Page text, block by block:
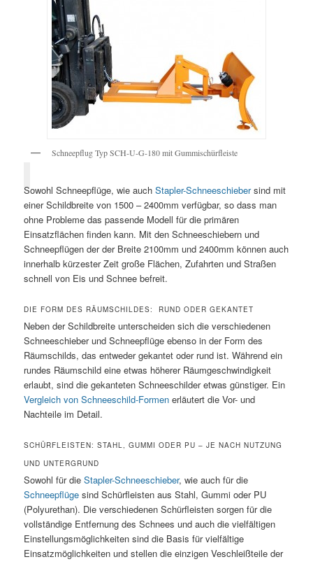
Schneepflug Typ SCH-U-G-180 mit Gummischürfleiste
Sowohl Schneepflüge, wie auchStapler-Schneeschiebersind mit
einer Schildbreite von 1500 – 2400mm verfügbar, so dass man
ohne Probleme das passende Modell für die primären
Einsatzflächen finden kann. Mit den Schneeschiebern und
Schneepflügen der der Breite 2100mm und 2400mm können auch
innerhalb kürzester Zeit große Flächen, Zufahrten und Straßen
schnell von Eis und Schnee befreit.
DIE FORM DES RÄUMSCHILDES: RUND ODER GEKANTET
Neben der Schildbreite unterscheiden sich die verschiedenen
Schneeschieber und Schneepflüge ebenso in der Form des
Räumschilds, das entweder gekantet oder rund ist. Während ein
rundes Räumschild eine etwas höherer Räumgeschwindigkeit
erlaubt, sind die gekanteten Schneeschilder etwas günstiger. Ein
Vergleich von Schneeschild-Formen erläutert die Vor- und
Nachteile im Detail.
SCHÜRFLEISTEN: STAHL, GUMMI ODER PU – JE NACH NUTZUNG
UND UNTERGRUND
Sowohl für dieStapler-Schneeschieber, wie auch für die
Schneepflüge sind Schürfleisten aus Stahl, Gummi oder PU
(Polyurethan). Die verschiedenen Schürfleisten sorgen für die
vollständige Entfernung des Schnees und auch die vielfältigen
Einstellungsmöglichkeiten sind die Basis für vielfältige
Einsatzmöglichkeiten und stellen die einzigen Veschleißteile der